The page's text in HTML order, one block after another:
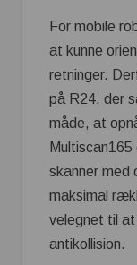
For mobile
at kunne
retninger.
på R24, der
måde, at
skanner med
maksimal
velegnet til at
antikollision.